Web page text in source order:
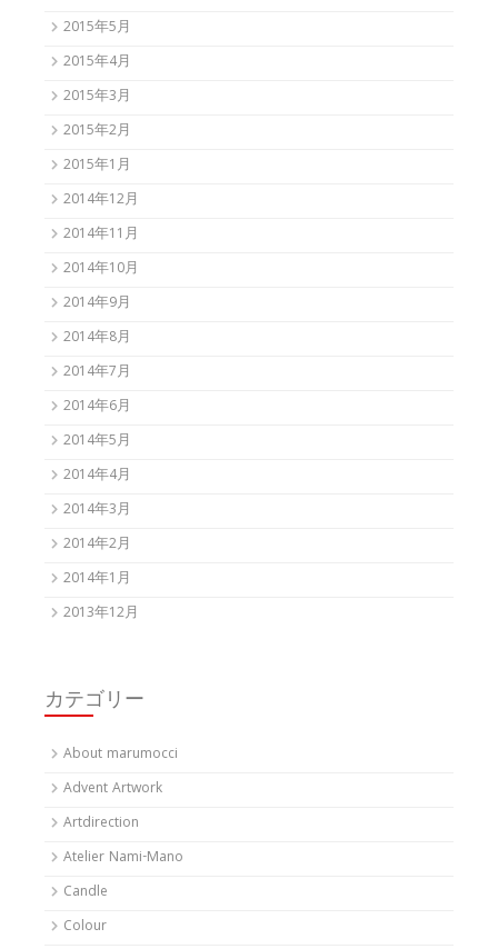
2015年5月
2015年4月
2015年3月
2015年2月
2015年1月
2014年12月
2014年11月
2014年10月
2014年9月
2014年8月
2014年7月
2014年6月
2014年5月
2014年4月
2014年3月
2014年2月
2014年1月
2013年12月
カテゴリー
About marumocci
Advent Artwork
Artdirection
Atelier Nami-Mano
Candle
Colour